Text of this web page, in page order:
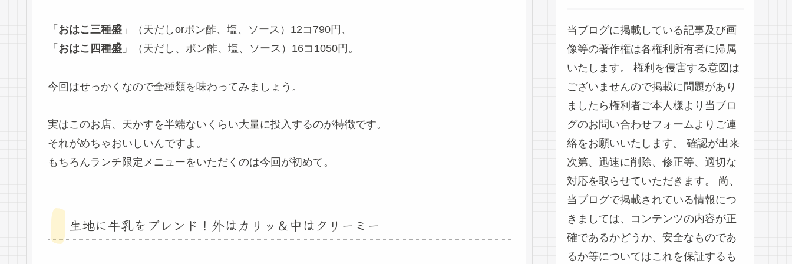
「 おはこ三種盛 」（天だしorポン酢、塩、ソース）12コ790円、
「 おはこ四種盛 」（天だし、ポン酢、塩、ソース）16コ1050円。
今回はせっかくなので全種類を味わってみましょう。
実はこのお店、天かすを半端ないくらい大量に投入するのが特徴です。
それがめちゃおいしいんですよ。
もちろんランチ限定メニューをいただくのは今回が初めて。
生地に牛乳をブレンド！外はカリッ＆中はクリーミー
当ブログに掲載している記事及び画
像等の著作権は各権利所有者に帰属
いたします。 権利を侵害する意図は
ございませんので掲載に問題があり
ましたら権利者ご本人様より当ブロ
グのお問い合わせフォームよりご連
絡をお願いいたします。 確認が出来
次第、迅速に削除、修正等、適切な
対応を取らせていただきます。 尚、
当ブログで掲載されている情報につ
きましては、コンテンツの内容が正
確であるかどうか、安全なものであ
るか等についてはこれを保証するも